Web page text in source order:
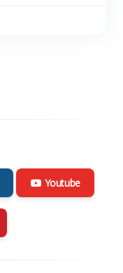
Youtube